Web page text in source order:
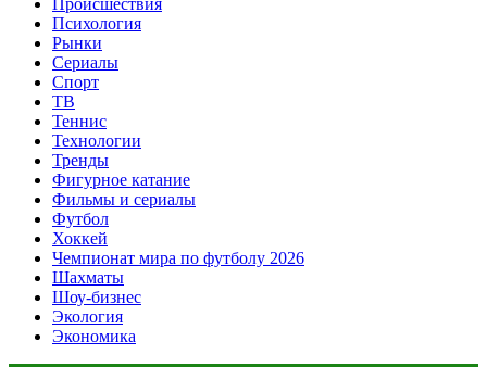
Психология
Рынки
Сериалы
Спорт
ТВ
Теннис
Технологии
Тренды
Фигурное катание
Фильмы и сериалы
Футбол
Хоккей
Чемпионат мира по футболу 2026
Шахматы
Шоу-бизнес
Экология
Экономика